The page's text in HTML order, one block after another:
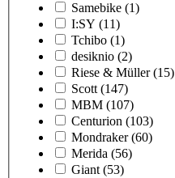
Samebike (1)
I:SY (11)
Tchibo (1)
desiknio (2)
Riese & Müller (15)
Scott (147)
MBM (107)
Centurion (103)
Mondraker (60)
Merida (56)
Giant (53)